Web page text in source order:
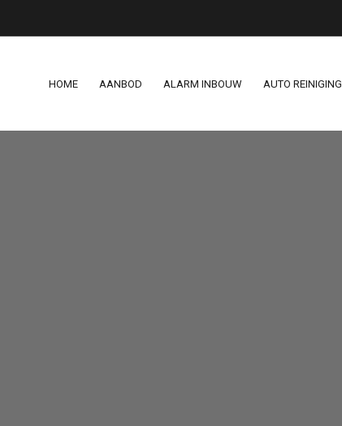
HOME AANBOD ALARM INBOUW AUTO REINIGING